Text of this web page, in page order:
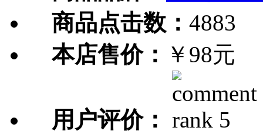
商品点击数： 4883
本店售价： ￥98元
用户评价：